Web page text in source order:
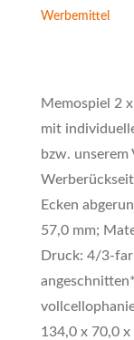
Werbemittel
Memospiel 2
mit
bzw.
Ecken
57,0 mm;
Druck: 4/3-
134,0 x 70,0